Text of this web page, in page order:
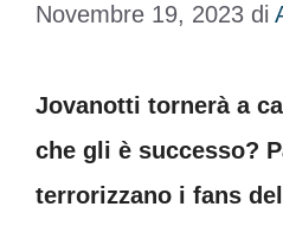
Novembre 19, 2023 di
Jovanotti tornerà a
che gli è successo?
terrorizzano i fans